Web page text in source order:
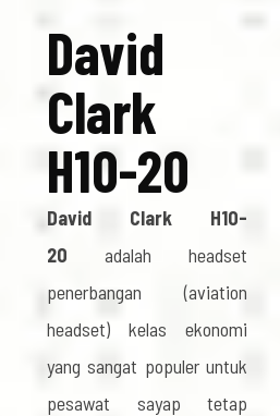
David
Clark
H10-20
David Clark H10-
20 adalah headset
penerbangan (aviation
headset) kelas ekonomi
yang sangat populer untuk
pesawat sayap tetap